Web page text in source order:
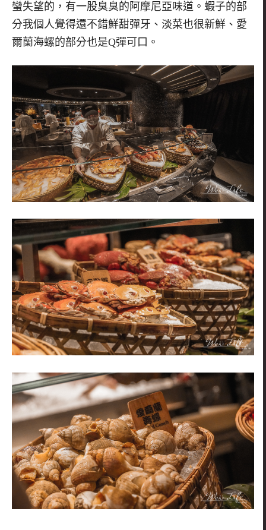
蠻失望的，有一股臭臭的阿摩尼亞味道。蝦子的部
分我個人覺得還不錯鮮甜彈牙、淡菜也很新鮮、愛
爾蘭海螺的部分也是Q彈可口。